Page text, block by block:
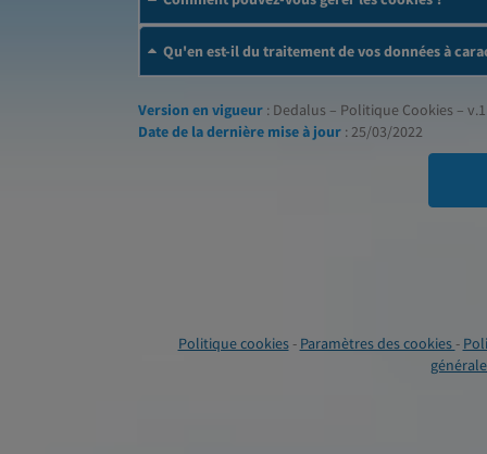
Qu'en est-il du traitement de vos données à
Version en vigueur : Dedalus – Politique Cookies –
Date de la dernière mise à jour : 25/03/2022
Politique cookies- Paramètres des cookies-